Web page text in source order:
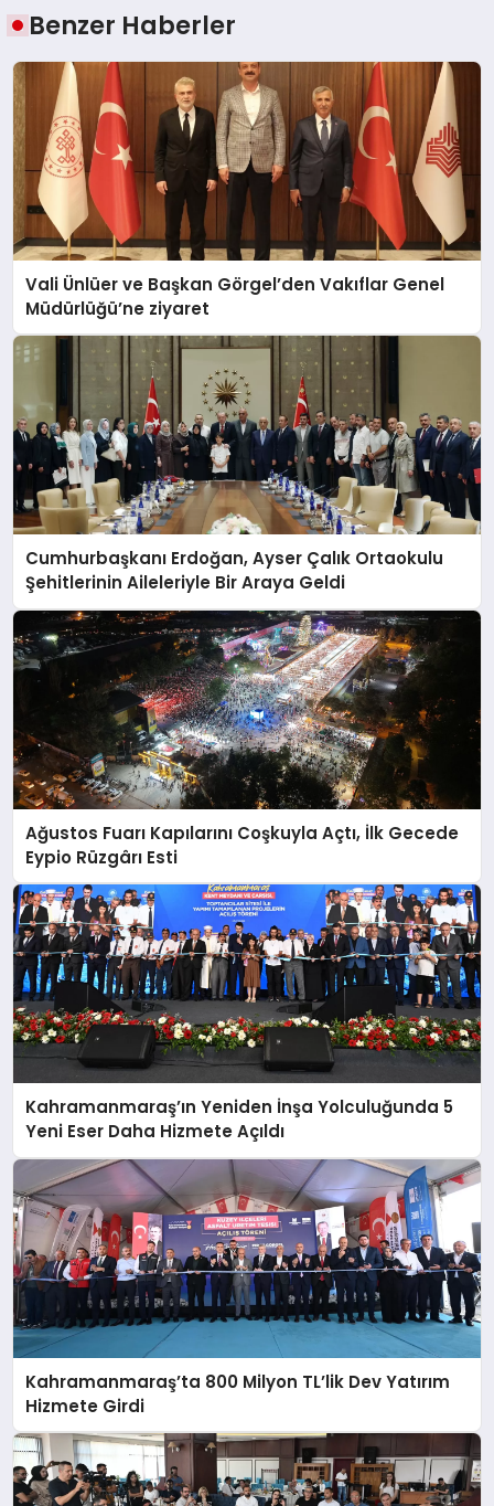
Benzer Haberler
Vali Ünlüer ve Başkan Görgel’den Vakıflar Genel
Müdürlüğü’ne ziyaret
Cumhurbaşkanı Erdoğan, Ayser Çalık Ortaokulu
Şehitlerinin Aileleriyle Bir Araya Geldi
Ağustos Fuarı Kapılarını Coşkuyla Açtı, İlk Gecede
Eypio Rüzgârı Esti
Kahramanmaraş’ın Yeniden İnşa Yolculuğunda 5
Yeni Eser Daha Hizmete Açıldı
Kahramanmaraş’ta 800 Milyon TL’lik Dev Yatırım
Hizmete Girdi